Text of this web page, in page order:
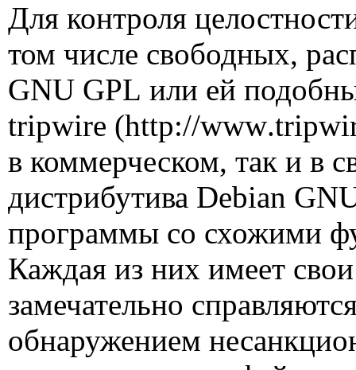
Для контроля
том числе свободных,
GNU GPL или ей
tripwire (http://www.
в коммерческом, так и в
дистрибутива Debian
программы со схожими
Каждая из них имеет
замечательно
обнаружением